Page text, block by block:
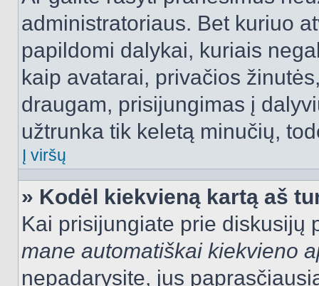
administratoriaus. Bet kuriuo
papildomi dalykai, kuriais
kaip avatarai, privačios
draugam, prisijungimas į
užtrunka tik keletą minučių,
Į viršų
» Kodėl kiekvieną kartą aš
Kai prisijungiate prie diskusijų
mane automatiškai kiekvieno
nepadarysite, jus